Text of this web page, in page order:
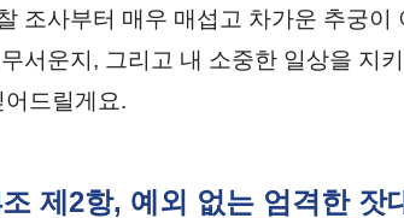
조사부터 매우 매섭고 차가운 추궁이
서운지, 그리고 내 소중한 일상을 지
드릴게요.
제2항, 예외 없는 엄격한 잣